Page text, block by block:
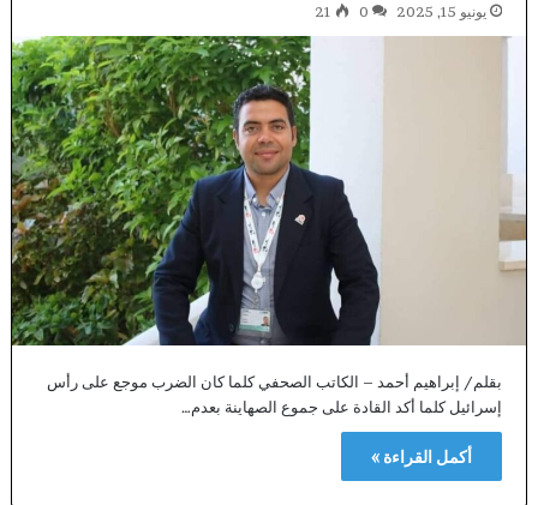
يونيو 15, 2025 0
21
بقلم/ إبراهيم أحمد – الكاتب الصحفي كلما كان الضرب موجع على رأس
إسرائيل كلما أكد القادة على جموع الصهاينة بعدم…
أكمل القراءة »